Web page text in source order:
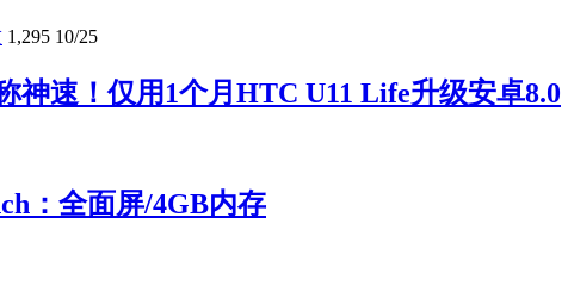
1,295 10/25
神速！仅用1个月HTC U11 Life升级安卓8.0
：全面屏/4GB内存